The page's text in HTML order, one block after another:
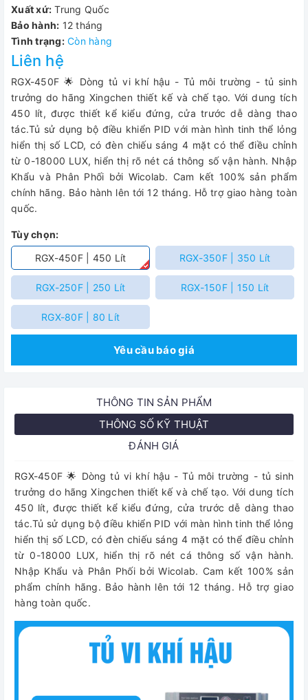
Xuất xứ: Trung Quốc
Bảo hành: 12 tháng
Tình trạng: Còn hàng
Liên hệ
RGX-450F 🌟 Dòng tủ vi khí hậu - Tủ môi trường - tủ sinh
trưởng do hãng Xingchen thiết kế và chế tạo. Với dung tích
450 lít, được thiết kể kiểu đứng, cửa trước dễ dàng thao
tác.Tủ sử dụng bộ điều khiển PID với màn hình tinh thể lỏng
hiển thị số LCD, có đèn chiếu sáng 4 mặt có thể điều chỉnh
từ 0-18000 LUX, hiển thị rõ nét cá thông số vận hành. Nhập
Khẩu và Phân Phối bởi Wicolab. Cam kết 100% sản phẩm
chính hãng. Bảo hành lên tới 12 tháng. Hỗ trợ giao hàng toàn
quốc.
Tùy chọn:
RGX-450F | 450 Lít
RGX-350F | 350 Lít
RGX-250F | 250 Lít RGX-150F | 150 Lít
RGX-80F | 80 Lít
Yêu cầu báo giá
THÔNG TIN SẢN PHẨM
THÔNG SỐ KỸ THUẬT
ĐÁNH GIÁ
RGX-450F 🌟 Dòng tủ vi khí hậu - Tủ môi trường - tủ sinh
trưởng do hãng Xingchen thiết kế và chế tạo. Với dung tích
450 lít, được thiết kể kiểu đứng, cửa trước dễ dàng thao
tác.Tủ sử dụng bộ điều khiển PID với màn hình tinh thể lỏng
hiển thị số LCD, có đèn chiếu sáng 4 mặt có thể điều chỉnh
từ 0-18000 LUX, hiển thị rõ nét cá thông số vận hành.
Nhập Khẩu và Phân Phối bởi Wicolab. Cam kết 100% sản
phẩm chính hãng. Bảo hành lên tới 12 tháng. Hỗ trợ giao
hàng toàn quốc.